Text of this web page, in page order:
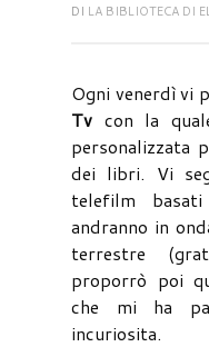
DI LA BIBLIOTECA DI
Ogni venerdì vi
Tv con la
personalizzata
dei libri. Vi
telefilm
andranno in
terrestre
proporrò poi
che mi ha
incuriosita.